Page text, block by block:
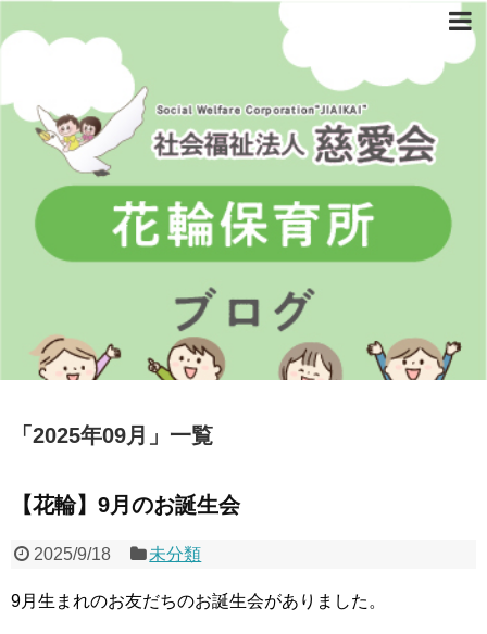
「 2025年09月 」 一覧
【花輪】9月のお誕生会
2025/9/18 未分類
9月生まれのお友だちのお誕生会がありました。